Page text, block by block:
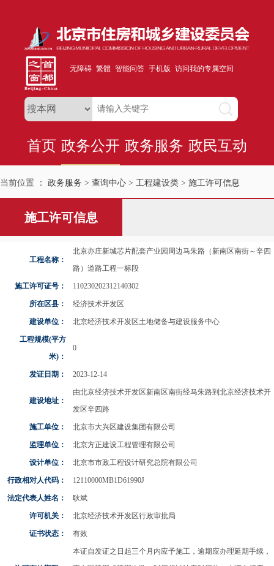
无障碍 繁體 智能问答 手机版 访问我的专属空间
首页 政务公开 政务服务 政民互动
当前位置 ： 政务服务 > 查询中心 > 工程建设类 > 施工许可信息
施工许可信息
工程名称：
北京亦庄新城芯片配套产业园周边马朱路（新南区南街～辛四
路）道路工程一标段
施工许可证号： 110230202312140302
所在区县： 经济技术开发区
建设单位： 北京经济技术开发区土地储备与建设服务中心
工程规模(平方
米)：
0
发证日期： 2023-12-14
建设地址：
由北京经济技术开发区新南区南街经马朱路到北京经济技术开
发区辛四路
施工单位： 北京市大兴区建设集团有限公司
监理单位： 北京方正建设工程管理有限公司
设计单位： 北京市市政工程设计研究总院有限公司
行政相对人代码： 12110000MB1D61990J
法定代表人姓名： 耿斌
许可机关： 北京经济技术开发区行政审批局
证书状态： 有效
本证自发证之日起三个月内应予施工，逾期应办理延期手续，